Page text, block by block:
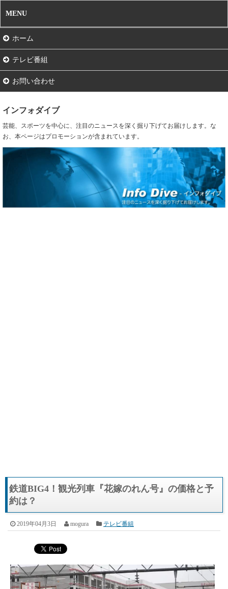
MENU
ホーム
テレビ番組
お問い合わせ
インフォダイブ
芸能、スポーツを中心に、注目のニュースを深く掘り下げてお届けします。な
お、本ページはプロモーションが含まれています。
鉄道BIG4！観光列車『花嫁のれん号』の価格と予
約は？
2019年04月3日 mogura テレビ番組